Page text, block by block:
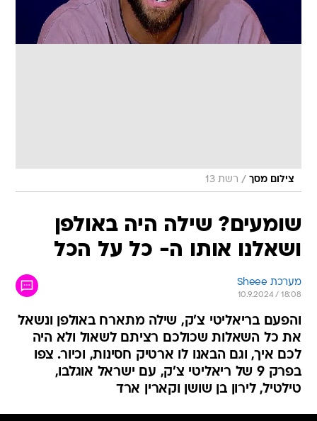
צילום מסך / רשת 13
שומעים? שילה היה באולפן
ושאלנו אותו ה- כל על הכל
מערכת Sheee
10.9.2024 / 18:08
והפעם בריאליטי צ'ק, שילה מתארח באולפן ונשאל
את כל השאלות שכולכם רציתם לשאול ולא היה
לכם איך, וגם הבאנו לו ארטיק חסינות, וכיור. צפו
בפרק 9 של ריאליטי צ'ק, עם ישראל אוגלבו,
טילטיל, לירון בן שושן וקארין ארד